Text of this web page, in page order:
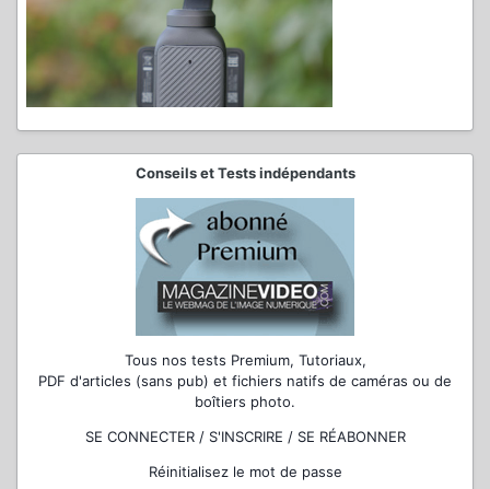
Conseils et Tests indépendants
Tous nos tests Premium, Tutoriaux,
PDF d'articles (sans pub) et fichiers natifs de caméras ou de
boîtiers photo.
SE CONNECTER / S'INSCRIRE / SE RÉABONNER
Réinitialisez le mot de passe